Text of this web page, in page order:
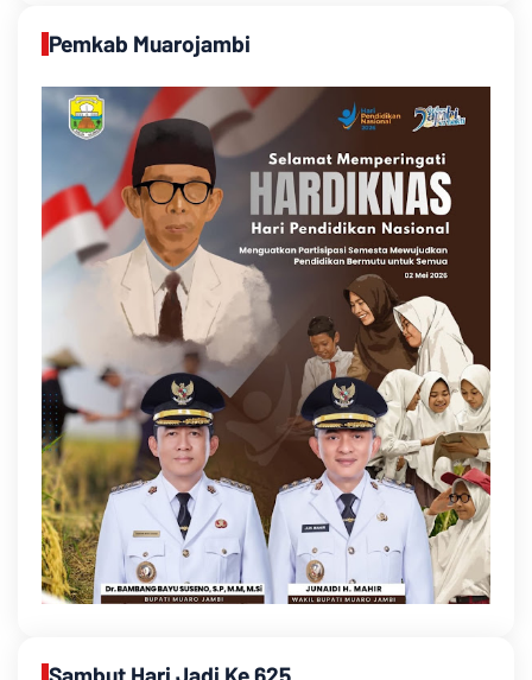
Pemkab Muarojambi